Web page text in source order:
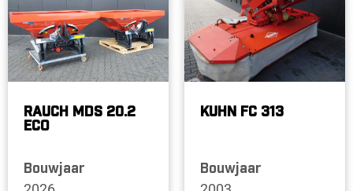
RAUCH MDS 20.2
ECO
Bouwjaar
KUHN FC 313
Bouwjaar